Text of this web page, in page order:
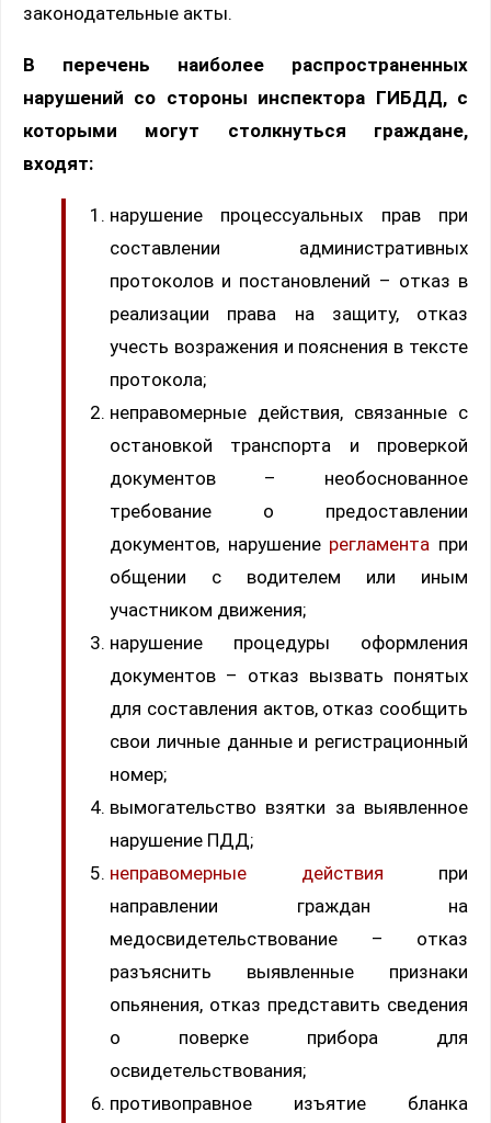
законодательные акты.
В перечень наиболее распространенных
нарушений со стороны инспектора ГИБДД, с
которыми могут столкнуться граждане,
входят:
нарушение процессуальных прав при
составлении административных
протоколов и постановлений – отказ в
реализации права на защиту, отказ
учесть возражения и пояснения в тексте
протокола;
неправомерные действия, связанные с
остановкой транспорта и проверкой
документов – необоснованное
требование о предоставлении
документов, нарушение регламента при
общении с водителем или иным
участником движения;
нарушение процедуры оформления
документов – отказ вызвать понятых
для составления актов, отказ сообщить
свои личные данные и регистрационный
номер;
вымогательство взятки за выявленное
нарушение ПДД;
неправомерные действия при
направлении граждан на
медосвидетельствование – отказ
разъяснить выявленные признаки
опьянения, отказ представить сведения
о поверке прибора для
освидетельствования;
противоправное изъятие бланка